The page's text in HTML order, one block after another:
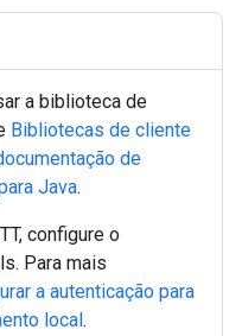
a biblioteca de
Bibliotecas de cliente
de
Java.
configure o
Para mais
a autenticação para
local.